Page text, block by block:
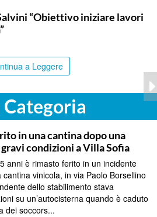
“Obiettivo iniziare lavori
a Leggere
Categoria
in una cantina dopo una
condizioni a Villa Sofia
anni è rimasto ferito in un incidente
vinicola, in via Paolo Borsellino
dello stabilimento stava
su un’autocisterna quando è caduto
dei soccors...